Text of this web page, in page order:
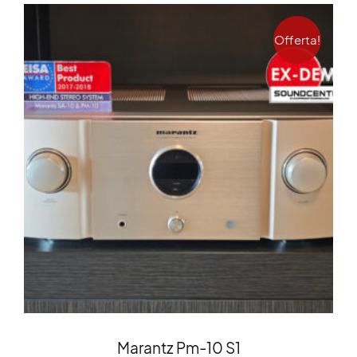
Offerta!
Marantz Pm-10 S1